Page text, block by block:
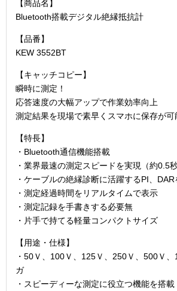
【商品名】
Bluetooth搭載デジタル絶縁抵抗計
【品番】
KEW 3552BT
【キャッチコピー】
瞬時に測定！
応答速度の大幅アップで作業効率向上
測定結果を現場で素早くスマホに保存が可
【特長】
・Bluetooth通信機能搭載
・業界最速の測定スピードを実現（約0.5秒
・ケーブルの絶縁診断に活躍するPI、
・測定経過時間をリアルタイムで表示
・測定記録を手書きする必要無
・片手で持てる軽量コンパクトサイズ
【用途・仕様】
・50Ｖ、100Ｖ、125Ｖ、250Ｖ、500Ｖ
ガ
・スピーディーな測定に役立つ機能を搭載